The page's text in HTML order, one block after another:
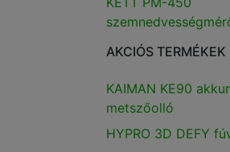
AKCIÓS TERMÉKEK
KAIMAN KE90
metszőolló
HYPRO 3D DEFY